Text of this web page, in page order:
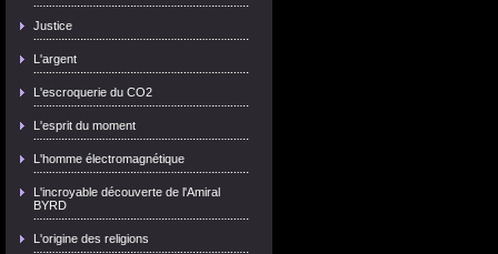
Justice
L'argent
L'escroquerie du CO2
L'esprit du moment
L'homme électromagnétique
L'incroyable découverte de l'Amiral
BYRD
L'origine des religions